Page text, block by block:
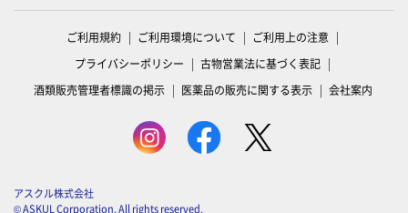
ご利用規約 ご利用環境について
ご利用上の注意
プライバシーポリシー
古物営業法に基づく表記
酒類販売管理者標識の掲示
医薬品の販売に関する表示 会社案内
アスクル株式会社
© ASKUL Corporation. All rights reserved.